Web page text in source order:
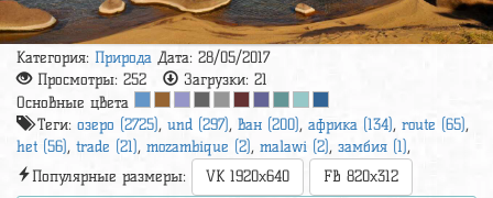
Категория: Природа Дата: 28/05/2017
Просмотры: 252 Загрузки: 21
Основные цвета
Теги: озеро (2725), und (297), ван (200), африка (134), route (65),
het (56), trade (21), mozambique (2), malawi (2), замбия (1),
Популярные размеры:
VK 1920x640 FB 820x312